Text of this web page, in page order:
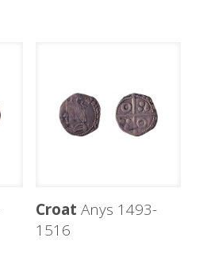
Croat Anys 1493-
1516